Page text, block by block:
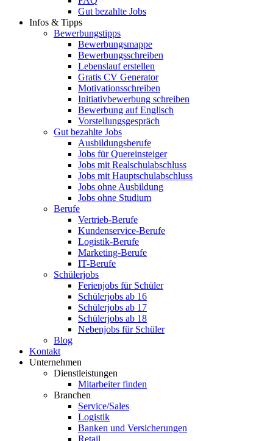
Gut bezahlte Jobs
Infos & Tipps
Bewerbungstipps
Bewerbungsmappe
Bewerbungsschreiben
Lebenslauf erstellen
Gratis CV Generator
Motivationsschreiben
Initiativbewerbung schreiben
Bewerbung auf Englisch
Vorstellungsgespräch
Gut bezahlte Jobs
Ausbildungsberufe
Jobs für Quereinsteiger
Jobs mit Realschulabschluss
Jobs mit Hauptschulabschluss
Jobs ohne Ausbildung
Jobs ohne Studium
Berufe
Vertrieb-Berufe
Kundenservice-Berufe
Logistik-Berufe
Marketing-Berufe
IT-Berufe
Schülerjobs
Ferienjobs für Schüler
Schülerjobs ab 16
Schülerjobs ab 17
Schülerjobs ab 18
Nebenjobs für Schüler
Blog
Kontakt
Unternehmen
Dienstleistungen
Mitarbeiter finden
Branchen
Service/Sales
Logistik
Banken und Versicherungen
Retail